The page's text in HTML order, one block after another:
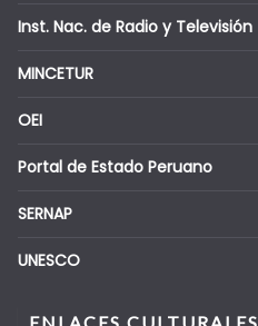
Inst. Nac. de Radio y Televisión
MINCETUR
OEI
Portal de Estado Peruano
SERNAP
UNESCO